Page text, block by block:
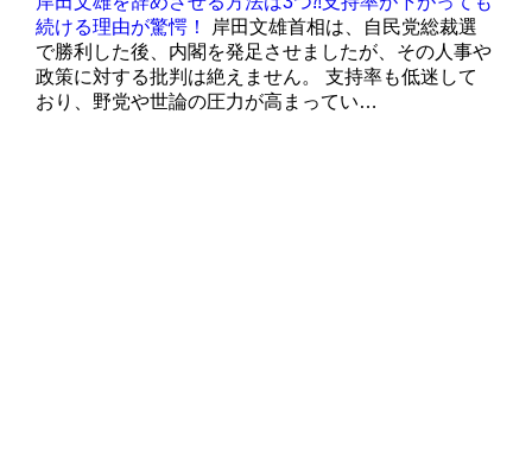
続ける理由が驚愕！
岸田文雄首相は、自民党総裁選
で勝利した後、内閣を発足させましたが、その人事や
政策に対する批判は絶えません。 支持率も低迷して
おり、野党や世論の圧力が高まってい…